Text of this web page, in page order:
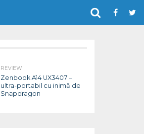
REVIEW
Zenbook A14 UX3407 –
ultra-portabil cu inimă de
Snapdragon